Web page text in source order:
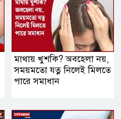
মাথায় খুশকি? অবহেলা নয়,
সময়মতো যত্ন নিলেই মিলতে
পারে সমাধান